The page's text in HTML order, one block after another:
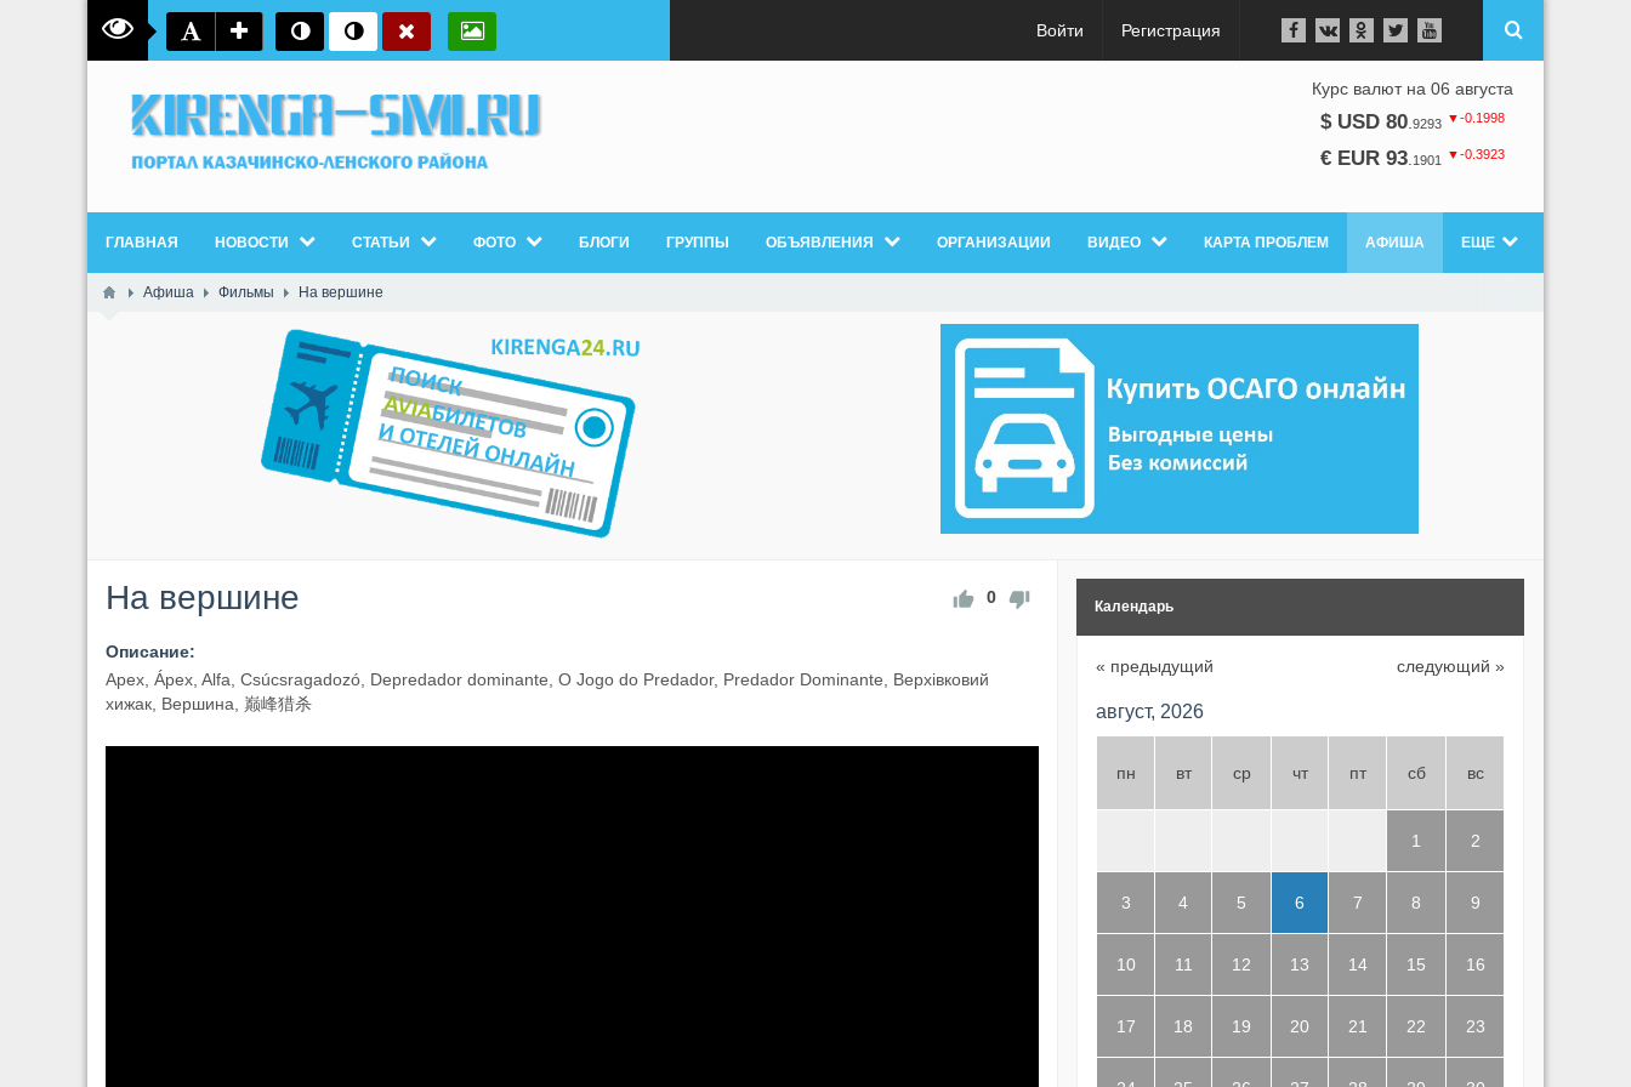
Войти Регистрация
Курс валют на 06 августа
$ USD 80 9293 ▼-0.1998
€ EUR 93 1901 ▼-0.3923
ГЛАВНАЯ НОВОСТИ СТАТЬИ ФОТО БЛОГИ ГРУППЫ ОБЪЯВЛЕНИЯ ОРГАНИЗАЦИИ ВИДЕО КАРТА ПРОБЛЕМ АФИША ЕЩЕ
Афиша Фильмы На вершине
0
На вершине
Описание:
Apex, Ápex, Alfa, Csúcsragadozó, Depredador dominante, O Jogo do Predador, Predador Dominante, Верхівковий
хижак, Вершина, 巅峰猎杀
Календарь
« предыдущий следующий »
август, 2026
пн вт ср чт пт сб вс
1 2
3 4 5 6 7 8 9
10 11 12 13 14 15 16
17 18 19 20 21 22 23